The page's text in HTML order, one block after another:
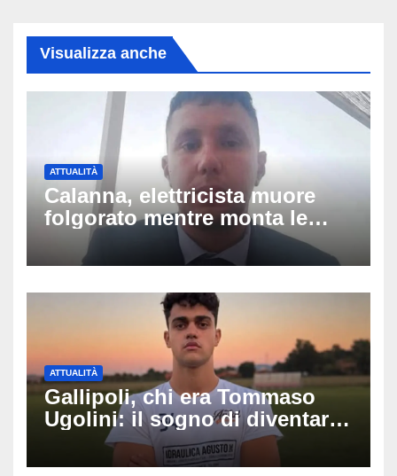
Visualizza anche
ATTUALITÀ
Calanna, elettricista muore
folgorato mentre monta le
luminarie della festa: chi era
Fabio Calabrò e cosa è
ATTUALITÀ
Gallipoli, chi era Tommaso
Ugolini: il sogno di diventare
medico e la fascia da
capitano, il dolore di Bologna